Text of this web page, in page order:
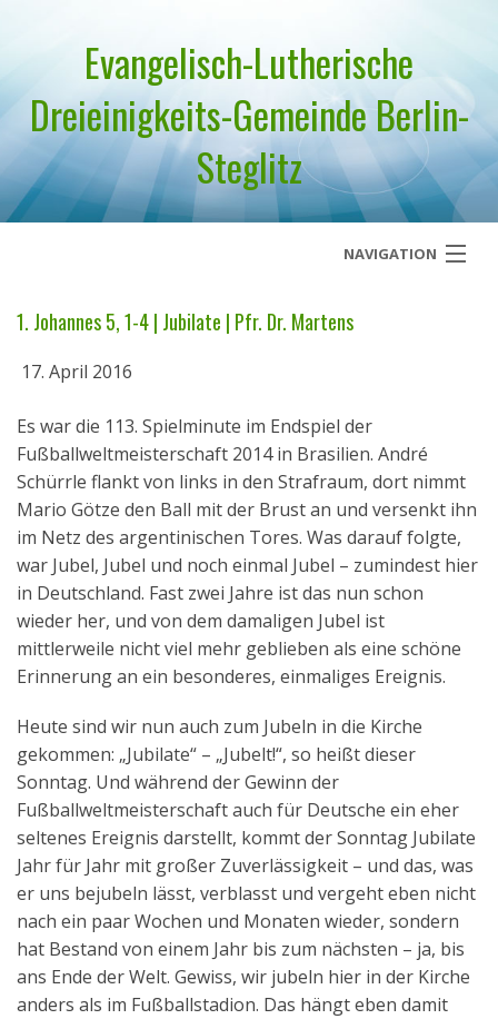
Evangelisch-Lutherische
Dreieinigkeits-Gemeinde Berlin-
Steglitz
NAVIGATION
Über uns
Geistliches Wort
Termine
Aktuelles
Kontakt
English
1. Johannes 5, 1-4 | Jubilate | Pfr. Dr. Martens
17. April 2016
Es war die 113. Spielminute im Endspiel der
Fußballweltmeisterschaft 2014 in Brasilien. André
Schürrle flankt von links in den Strafraum, dort nimmt
Mario Götze den Ball mit der Brust an und versenkt ihn
im Netz des argentinischen Tores. Was darauf folgte,
war Jubel, Jubel und noch einmal Jubel – zumindest hier
in Deutschland. Fast zwei Jahre ist das nun schon
wieder her, und von dem damaligen Jubel ist
mittlerweile nicht viel mehr geblieben als eine schöne
Erinnerung an ein besonderes, einmaliges Ereignis.
Heute sind wir nun auch zum Jubeln in die Kirche
gekommen: „Jubilate“ – „Jubelt!“, so heißt dieser
Sonntag. Und während der Gewinn der
Fußballweltmeisterschaft auch für Deutsche ein eher
seltenes Ereignis darstellt, kommt der Sonntag Jubilate
Jahr für Jahr mit großer Zuverlässigkeit – und das, was
er uns bejubeln lässt, verblasst und vergeht eben nicht
nach ein paar Wochen und Monaten wieder, sondern
hat Bestand von einem Jahr bis zum nächsten – ja, bis
ans Ende der Welt. Gewiss, wir jubeln hier in der Kirche
anders als im Fußballstadion. Das hängt eben damit